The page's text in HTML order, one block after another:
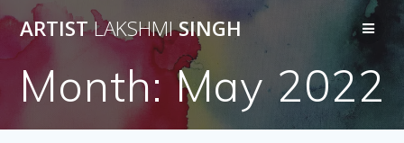
to
ARTISTLAKSHMISINGH
Month:May 2022